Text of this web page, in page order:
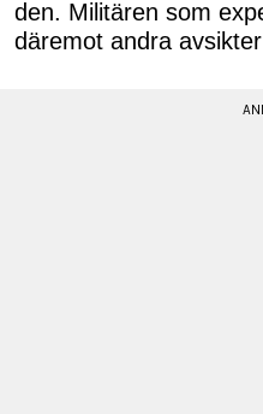
den. Militären som
däremot andra